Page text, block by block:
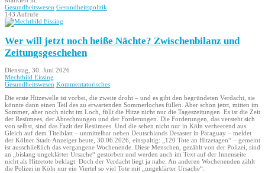
Gesundheitswesen Gesundheitspolitik
143 Aufrufe
Wer will jetzt noch heiße Nächte? Zwischenbilanz und
Zeitungsgeschehen
Dienstag, 30. Juni 2026
Mechthild Eissing
Gesundheitswesen Kommentatorisches
Die erste Hitzewelle ist vorbei, die zweite droht – und es gibt den begründeten Verdacht, sie
könnte dann einen Teil des zu erwartenden Sommerloches füllen. Aber schon jetzt, mitten im
Sommer, aber noch nicht im Loch, füllt die Hitze nicht nur die Tageszeitungen. Es ist die Zeit
der Resümees, der Abrechnungen und der Forderungen. Die Forderungen, das versteht sich
von selbst, sind das Fazit der Resümees. Und die sehen nicht nur in Köln verheerend aus.
Gleich auf dem Titelblatt – unmittelbar neben Deutschlands Desaster in Paraguay – meldet
der Kölner Stadt-Anzeiger heute, 30.06.2026, einspaltig: „120 Tote an Hitzetagen“ – gemeint
ist ausschließlich das vergangene Wochenende. Diese Menschen, gezählt von der Polizei, sind
an „bislang ungeklärter Ursache“ gestorben und werden auch im Text auf der Innenseite
nicht als Hitzetote beklagt. Doch der Verdacht liegt ja nahe. An anderen Wochenenden zählt
die Polizei in Köln nur ein Viertel so viel Tote mit „ungeklärter Ursache“.